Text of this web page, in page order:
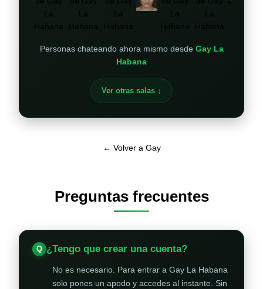
Personas chateando ahora mismo desde Gay La
Habana
Ver otras salas ↓
← Volver a Gay
Preguntas frecuentes
¿Tengo que crear una cuenta?
No es necesario. Para entrar a Gay La Habana
solo pones un apodo y accedes al instante. Sin